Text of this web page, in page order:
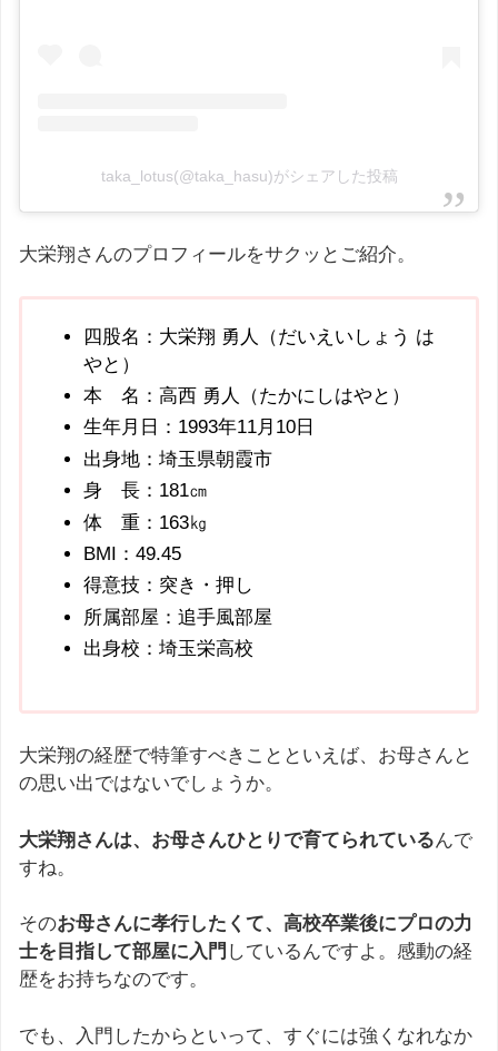
taka_lotus(@taka_hasu)がシェアした投稿
大栄翔さんのプロフィールをサクッとご紹介。
四股名：大栄翔 勇人（だいえいしょう は
やと）
本 名：高西 勇人（たかにしはやと）
生年月日：1993年11月10日
出身地：埼玉県朝霞市
身 長：181㎝
体 重：163㎏
BMI：49.45
得意技：突き・押し
所属部屋：追手風部屋
出身校：埼玉栄高校
大栄翔の経歴で特筆すべきことといえば、お母さんと
の思い出ではないでしょうか。
大栄翔さんは、お母さんひとりで育てられているんで
すね。
そのお母さんに孝行したくて、高校卒業後にプロの力
士を目指して部屋に入門 しているんですよ。感動の経
歴をお持ちなのです。
でも、入門したからといって、すぐには強くなれなか